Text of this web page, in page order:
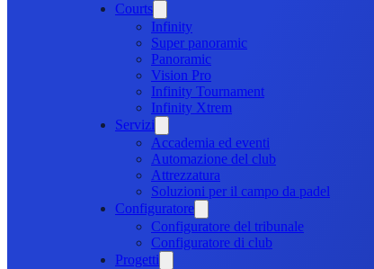
Courts
Infinity
Super panoramic
Panoramic
Vision Pro
Infinity Tournament
Infinity Xtrem
Servizi
Accademia ed eventi
Automazione del club
Attrezzatura
Soluzioni per il campo da padel
Configuratore
Configuratore del tribunale
Configuratore di club
Progetti